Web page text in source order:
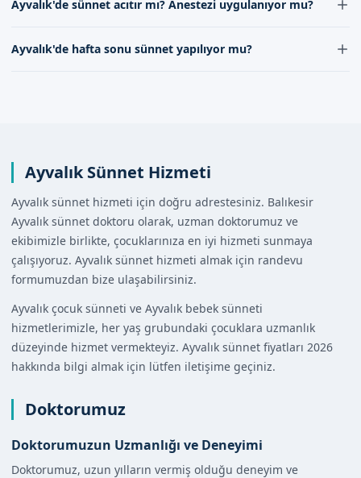
işleminin yapılacağı yeri öğrenebilirsiniz.
aracılığıyla kolayca alınabilir. Randevu formunu
iletişime geçerek sünnet randevunuzu hızlı bir şekilde
Ayvalık'de sünnet acıtır mı? Anestezi uygulanıyor mu?
şekilde gerçekleştirilir. Anestezi, sünnet sırasında
Ayvalık'de hafta sonu sünnet yapılıyor mu?
Ayvalık Sünnet Hizmeti
Ayvalık sünnet hizmeti için doğru adrestesiniz. Balıkesir
Ayvalık sünnet doktoru olarak, uzman doktorumuz ve
ekibimizle birlikte, çocuklarınıza en iyi hizmeti sunmaya
çalışıyoruz. Ayvalık sünnet hizmeti almak için randevu
formumuzdan bize ulaşabilirsiniz.
Ayvalık çocuk sünneti ve Ayvalık bebek sünneti
hizmetlerimizle, her yaş grubundaki çocuklara uzmanlık
düzeyinde hizmet vermekteyiz. Ayvalık sünnet fiyatları 2026
hakkında bilgi almak için lütfen iletişime geçiniz.
Doktorumuz
Doktorumuzun Uzmanlığı ve Deneyimi
Doktorumuz, uzun yılların vermiş olduğu deneyim ve